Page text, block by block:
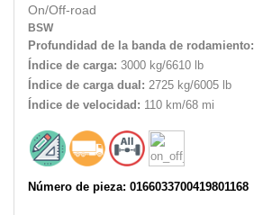
On/Off-road
BSW
Profundidad de la banda de rodamiento:
Índice de carga: 3000 kg/6610 lb
Índice de carga dual: 2725 kg/6005 lb
Índice de velocidad: 110 km/68 mi
Número de pieza: 0166033700419801168